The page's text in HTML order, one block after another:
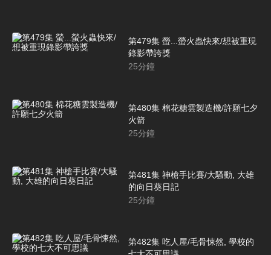
第479集 螢...螢火蟲快來/想被重現
錄影帶誇獎
25分鐘
第480集 棉花糖雲製造機/許願七夕
火箭
25分鐘
第481集 神槍手比賽/大騷動, 大雄
的向日葵日記
25分鐘
第482集 吃人屋/毛骨悚然, 學校的